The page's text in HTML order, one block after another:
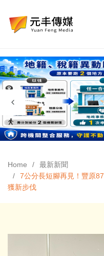
Home
最新新聞
7公分長短腳再見！豐原
獲新步伐